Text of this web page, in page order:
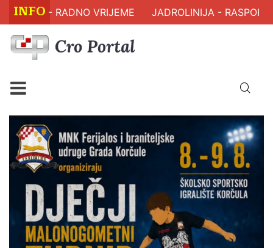
INFO
- RADNO VRIJEME JADROLINIJA - RASPORED